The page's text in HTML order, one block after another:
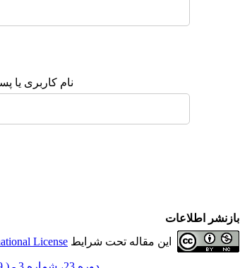
نام کاربری یا
بازنشر اطلاعات
این مقاله تحت شرایط License